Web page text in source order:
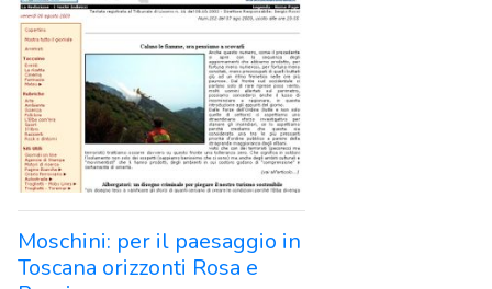
Moschini: per il paesaggio in
Toscana orizzonti Rosa e